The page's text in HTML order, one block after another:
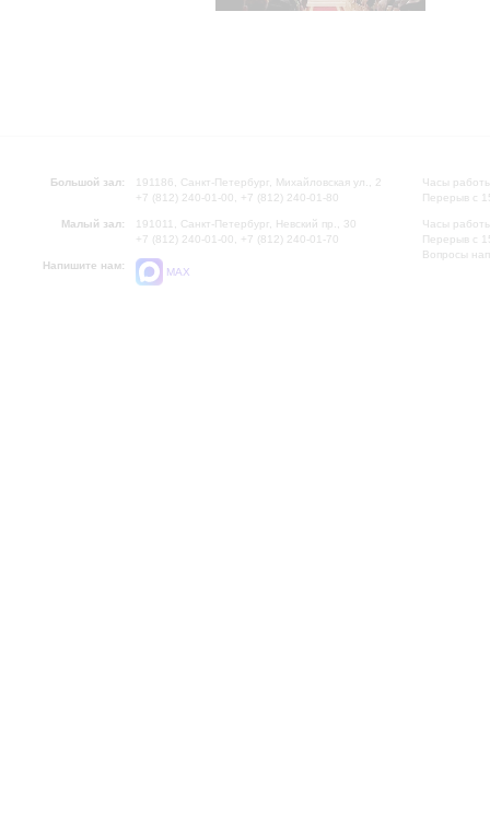
Большой зал:
191186, Санкт-Петербург, Михайловская ул., 2
+7 (812) 240-01-00, +7 (812) 240-01-80
Малый зал:
191011, Санкт-Петербург, Невский пр., 30
+7 (812) 240-01-00, +7 (812) 240-01-70
Напишите нам:
MAX
Часы
Перерыв с
Часы
Перерыв с
Вопросы